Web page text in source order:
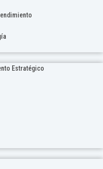
Estratégico